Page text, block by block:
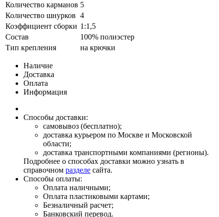
Количество карманов 5
Количество шнурков 4
Коэффициент сборки 1:1,5
Состав
100% полиэстер
Тип крепления
на крючки
Наличие
Доставка
Оплата
Информация
Способы доставки:
самовывоз (бесплатно);
доставка курьером по Москве и Московской
области;
доставка транспортными компаниями (регионы).
Подробнее о способах доставки можно узнать в
справочном разделе сайта.
Способы оплаты:
Оплата наличными;
Оплата пластиковыми картами;
Безналичный расчет;
Банковский перевод.